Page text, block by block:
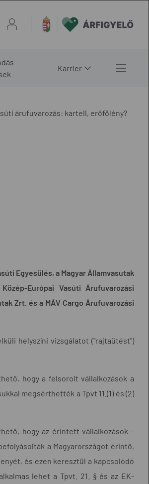
Karrier
árufuvarozás: kartell, erőfölény?
Egyesülés, a Magyar Államvasutak
Európai Vasúti Árufuvarozási
Zrt. és a MÁV Cargo Árufuvarozási
helyszíni vizsgálatot ("rajtaütést")
hogy a felsorolt vállalkozások a
megsérthették a Tpvt 11.(1) és (2)
hogy az érintett vállalkozások -
a Magyarországot érintő,
és ezen keresztül a kapcsolódó
lehet a Tpvt. 21. § és az EK-